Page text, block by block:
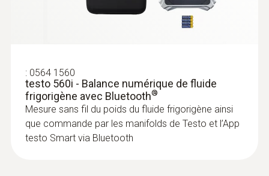
Température de stockage
-20 à +50 °C
testo 557s kit Smart Vide avec jeu de
flexibles - Manifold électronique
intelligent avec sondes de vide et de
température à pince sans fil et jeu de 4
flexibles
: 0564 1560
testo 560i - Balance numérique de fluide
frigorigène avec Bluetooth®
Mesure sans fil du poids du fluide frigorigène ainsi
que commande par les manifolds de Testo et l’App
testo Smart via Bluetooth